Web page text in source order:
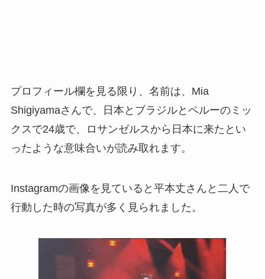
プロフィール欄を見る限り、名前は、Mia
Shigiyamaさんで、日本とブラジルとペルーのミッ
クスで24歳で、ロサンゼルスから日本に来たとい
ったような意味合いが読み取れます。
Instagramの画像を見ていると平本丈さんと二人で
行動した時の写真が多く見られました。